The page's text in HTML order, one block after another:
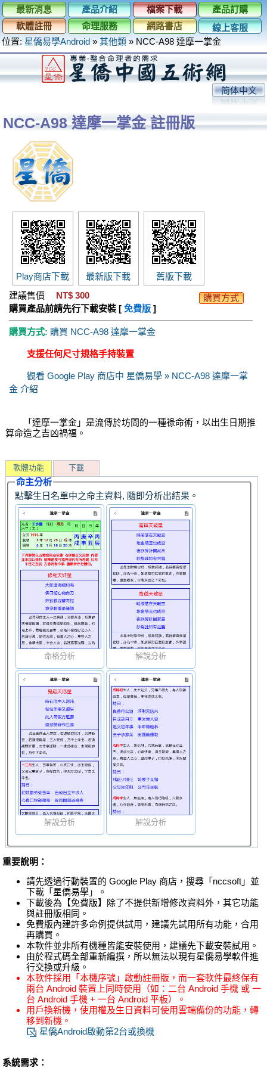
最新消息 產品介紹 檔案下載
產品訂購
軟體註冊
命理服務 網路書店
線上客服
位置: 星僑易學Android » 其他類 » NCC-A98 達摩一掌金
简体中文
NCC-A98 達摩一掌金 註冊版
Play商店下載 最新版下載
舊版下載
建議售價
NT$ 300
購買方式
購買產品前請先行下載安裝 [ 免費版]
購買方式: 購買 NCC-A98 達摩一掌金
支援任何尺寸規格手持裝置
觀看 Google Play 商店中 星僑易學 » NCC-A98 達摩一掌
金 介紹
「達摩一掌金」是流傳於坊間的一種祿命術，以出生日期推
算命造之吉凶禍福。
軟體功能 下載
命主分析
點擊生日名單中之命主資料, 隨即分析出結果。
命格分析 解說分析
解說分析 解說分析
重要說明：
請先透過行動裝置的 Google Play 商店，搜尋「nccsoft」並
下載「星僑易學」。
下載後為【免費版】除了不提供新增修改資料外，其它功能
與註冊版相同。
免費版內建許多命例提供試用，建議先試用所有功能，合用
再購買。
本軟件並非所有機種皆能安裝使用，建議先下載安裝試用。
由於程式碼全部重新編撰，所以無法以現有星僑易學軟件進
行交換或升級。
本軟件採用「本機序號」啟動註冊版，而一套軟件最終保有
兩台 Android 裝置上同時使用（如：二台 Android 手機 或 一
台 Android 手機 + 一台 Android 平板）。
用戶換新機，使用權及生日資料可使用雲端備份的功能，轉
移到新機。
星僑Android啟動第2台或換機
系統需求：